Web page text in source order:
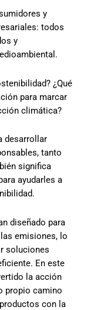
y
todos
y
¿Qué
para marcar
climática?
desarrollar
tanto
significa
ayudarles a
diseñado para
emisiones, lo
soluciones
En este
la acción
propio camino
con la